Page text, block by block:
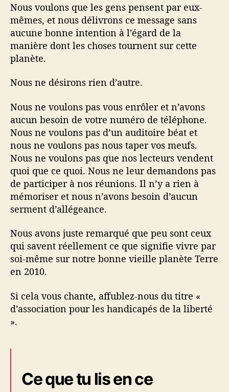
Nous voulons que les gens pensent par eux-
mêmes, et nous délivrons ce message sans
aucune bonne intention à l’égard de la
manière dont les choses tournent sur cette
planète.
Nous ne désirons rien d’autre.
Nous ne voulons pas vous enrôler et n’avons
aucun besoin de votre numéro de téléphone.
Nous ne voulons pas d’un auditoire béat et
nous ne voulons pas nous taper vos meufs.
Nous ne voulons pas que nos lecteurs vendent
quoi que ce quoi. Nous ne leur demandons pas
de participer à nos réunions. Il n’y a rien à
mémoriser et nous n’avons besoin d’aucun
serment d’allégeance.
Nous avons juste remarqué que peu sont ceux
qui savent réellement ce que signifie vivre par
soi-même sur notre bonne vieille planète Terre
en 2010.
Si cela vous chante, affublez-nous du titre «
d’association pour les handicapés de la liberté
».
Ce que tu lis en ce